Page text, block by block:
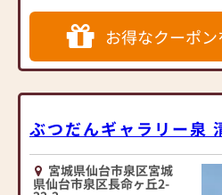
■店内に消毒液を常備しま
■店内に飛沫防止パネルを
設置します
■定期的に換気を実施しま
す
■お客様ご来店時に検温と
アルコール消毒をお願いし
般のサポートをさせていた
だきます。
お仏壇の品質と価格に自信
があります。
です。クーポンを発行の上お
気軽にご来店ください。
心よりお待ち申し上げてお
ります。
る豊富な品揃えが魅力の大
型店舗です。仏壇・仏具・墓
石をゆっくりと見学いただ
ける展示空間となっており、
店舗です。アクセスも国道
286号線沿いに位置してお
り、地下鉄南北線、仙台南部
道路、東北自動車道からも
お得なクーポ
ぶつだんギャラリー泉
宮城県仙台市泉区宮城
県仙台市泉区長命ヶ丘2-